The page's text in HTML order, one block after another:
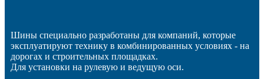
Шины специально разработаны для компаний, которые
эксплуатируют технику в комбинированных условиях - на
дорогах и строительных площадках.
Для установки на рулевую и ведущую оси.